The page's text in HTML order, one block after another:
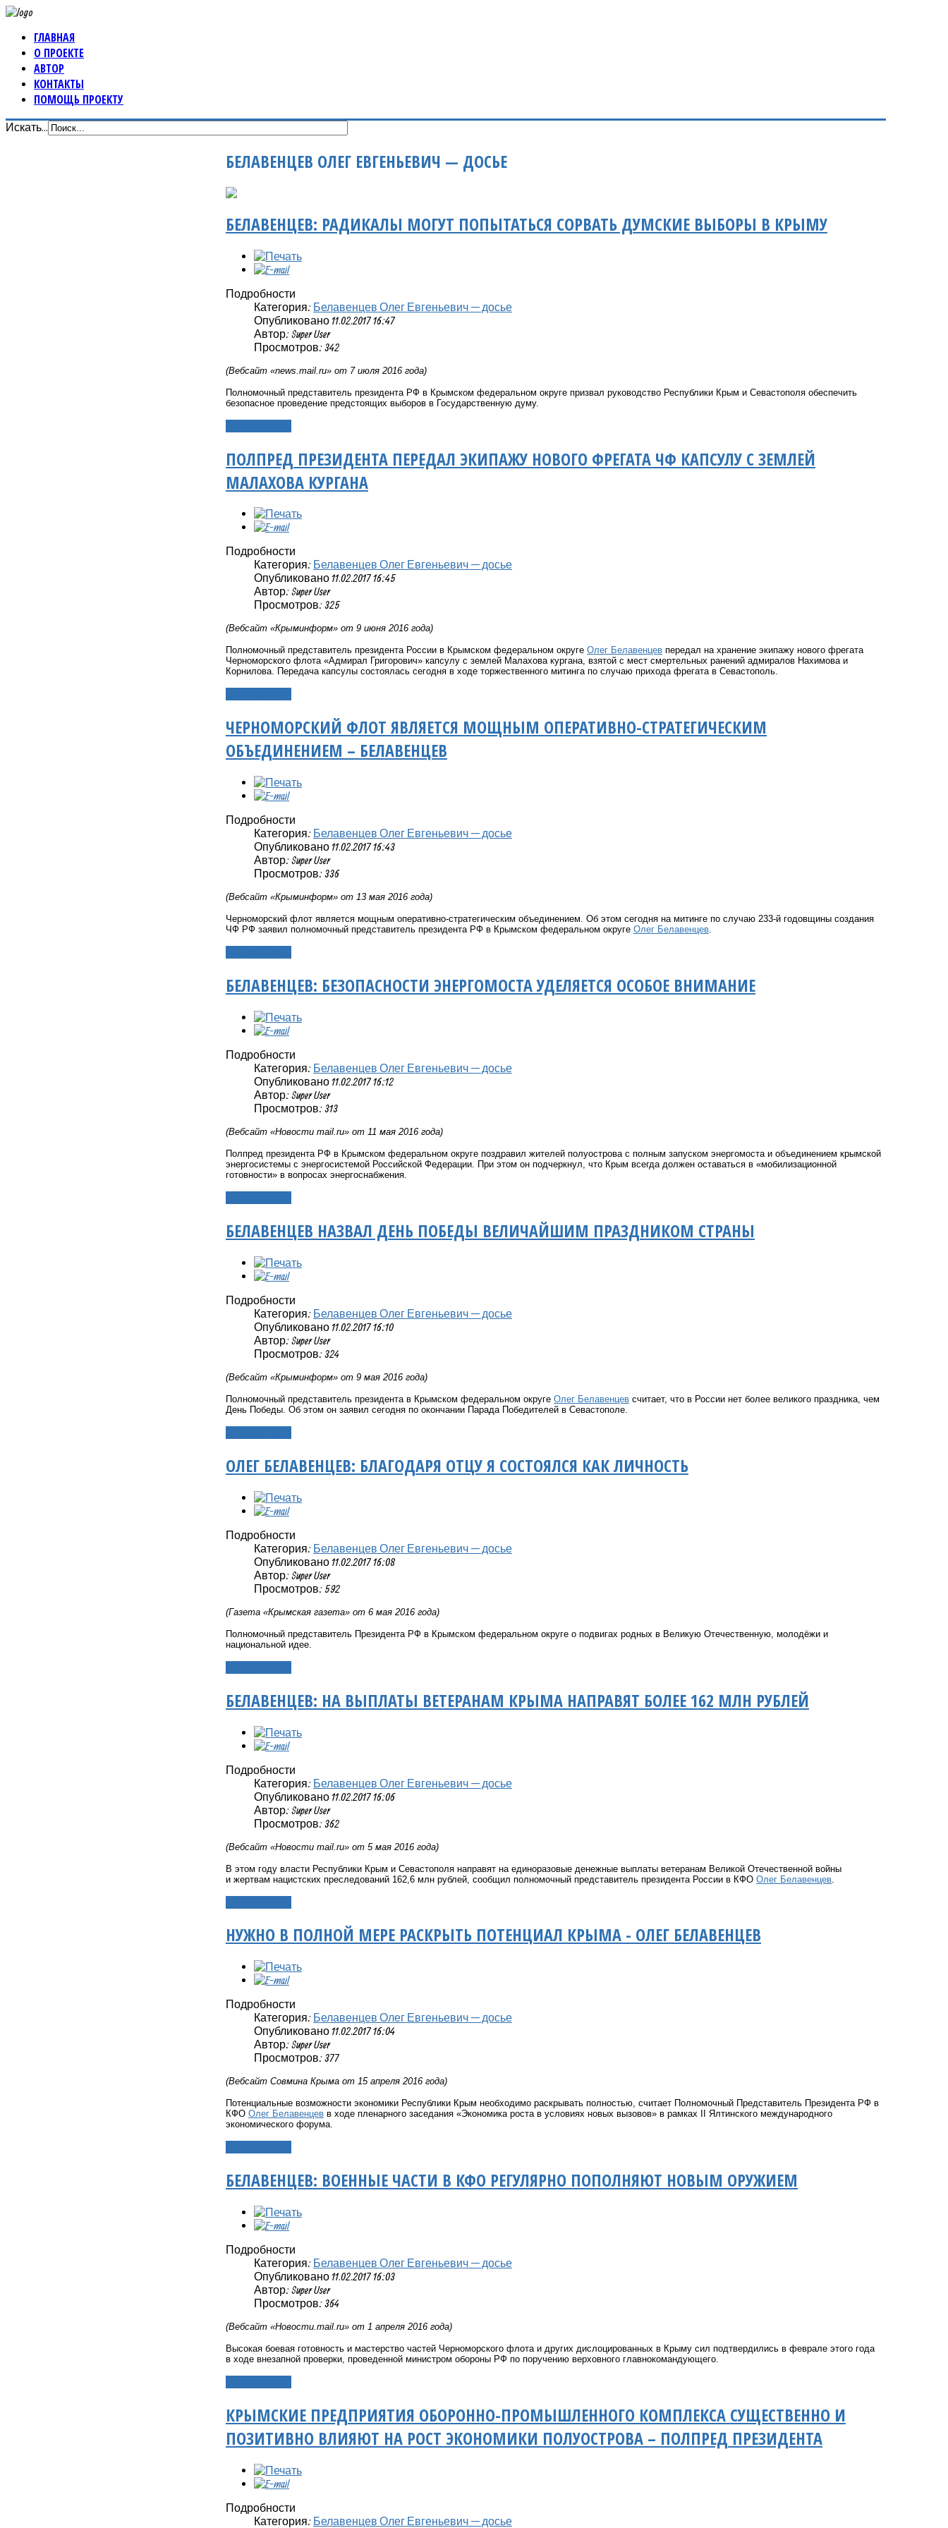
ГЛАВНАЯ
О ПРОЕКТЕ
АВТОР
КОНТАКТЫ
ПОМОЩЬ ПРОЕКТУ
Искать...
БЕЛАВЕНЦЕВ ОЛЕГ ЕВГЕНЬЕВИЧ — ДОСЬЕ
БЕЛАВЕНЦЕВ: РАДИКАЛЫ МОГУТ ПОПЫТАТЬСЯ СОРВАТЬ ДУМСКИЕ ВЫБОРЫ В КРЫМУ
Подробности
Категория: Белавенцев Олег Евгеньевич — досье
Опубликовано 11.02.2017 16:47
Автор: Super User
Просмотров: 342
(Вебсайт «news mail ru» от 7 июля 2016 года)
Полномочный представитель президента РФ в Крымском федеральном округе призвал руководство Республики Крым и Севастополя обеспечить
безопасное проведение предстоящих выборов в Государственную думу.
ПОЛПРЕД ПРЕЗИДЕНТА ПЕРЕДАЛ ЭКИПАЖУ НОВОГО ФРЕГАТА ЧФ КАПСУЛУ С ЗЕМЛЕЙ
МАЛАХОВА КУРГАНА
Подробности
Категория: Белавенцев Олег Евгеньевич — досье
Опубликовано 11.02.2017 16:45
Автор: Super User
Просмотров: 325
(Вебсайт «Крыминформ» от 9 июня 2016 года)
Полномочный представитель президента России в Крымском федеральном округе Олег Белавенцев передал на хранение экипажу нового фрегата
Черноморского флота «Адмирал Григорович» капсулу с землей Малахова кургана, взятой с мест смертельных ранений адмиралов Нахимова и
Корнилова. Передача капсулы состоялась сегодня в ходе торжественного митинга по случаю прихода фрегата в Севастополь.
ЧЕРНОМОРСКИЙ ФЛОТ ЯВЛЯЕТСЯ МОЩНЫМ ОПЕРАТИВНО-СТРАТЕГИЧЕСКИМ
ОБЪЕДИНЕНИЕМ – БЕЛАВЕНЦЕВ
Подробности
Категория: Белавенцев Олег Евгеньевич — досье
Опубликовано 11.02.2017 16:43
Автор: Super User
Просмотров: 336
(Вебсайт «Крыминформ» от 13 мая 2016 года)
Черноморский флот является мощным оперативно-стратегическим объединением. Об этом сегодня на митинге по случаю 233-й годовщины создания
ЧФ РФ заявил полномочный представитель президента РФ в Крымском федеральном округе Олег Белавенцев.
БЕЛАВЕНЦЕВ: БЕЗОПАСНОСТИ ЭНЕРГОМОСТА УДЕЛЯЕТСЯ ОСОБОЕ ВНИМАНИЕ
Подробности
Категория: Белавенцев Олег Евгеньевич — досье
Опубликовано 11.02.2017 16:12
Автор: Super User
Просмотров: 313
(Вебсайт «Новости mail.ru» от 11 мая 2016 года)
Полпред президента РФ в Крымском федеральном округе поздравил жителей полуострова с полным запуском энергомоста и объединением крымской
энергосистемы с энергосистемой Российской Федерации. При этом он подчеркнул, что Крым всегда должен оставаться в «мобилизационной
готовности» в вопросах энергоснабжения.
БЕЛАВЕНЦЕВ НАЗВАЛ ДЕНЬ ПОБЕДЫ ВЕЛИЧАЙШИМ ПРАЗДНИКОМ СТРАНЫ
Подробности
Категория: Белавенцев Олег Евгеньевич — досье
Опубликовано 11.02.2017 16:10
Автор: Super User
Просмотров: 324
(Вебсайт «Крыминформ» от 9 мая 2016 года)
Полномочный представитель президента в Крымском федеральном округе Олег Белавенцев считает, что в России нет более великого праздника, чем
День Победы. Об этом он заявил сегодня по окончании Парада Победителей в Севастополе.
ОЛЕГ БЕЛАВЕНЦЕВ: БЛАГОДАРЯ ОТЦУ Я СОСТОЯЛСЯ КАК ЛИЧНОСТЬ
Подробности
Категория: Белавенцев Олег Евгеньевич — досье
Опубликовано 11.02.2017 16:08
Автор: Super User
Просмотров: 592
(Газета «Крымская газета» от 6 мая 2016 года)
Полномочный представитель Президента РФ в Крымском федеральном округе о подвигах родных в Великую Отечественную, молодёжи и
национальной идее.
БЕЛАВЕНЦЕВ: НА ВЫПЛАТЫ ВЕТЕРАНАМ КРЫМА НАПРАВЯТ БОЛЕЕ 162 МЛН РУБЛЕЙ
Подробности
Категория: Белавенцев Олег Евгеньевич — досье
Опубликовано 11.02.2017 16:06
Автор: Super User
Просмотров: 362
(Вебсайт «Новости mail ru» от 5 мая 2016 года)
В этом году власти Республики Крым и Севастополя направят на единоразовые денежные выплаты ветеранам Великой Отечественной войны
и жертвам нацистских преследований 162,6 млн рублей, сообщил полномочный представитель президента России в КФО Олег Белавенцев
НУЖНО В ПОЛНОЙ МЕРЕ РАСКРЫТЬ ПОТЕНЦИАЛ КРЫМА - ОЛЕГ БЕЛАВЕНЦЕВ
Подробности
Категория: Белавенцев Олег Евгеньевич — досье
Опубликовано 11.02.2017 16:04
Автор: Super User
Просмотров: 377
(Вебсайт Совмина Крыма от 15 апреля 2016 года)
Потенциальные возможности экономики Республики Крым необходимо раскрывать полностью, считает Полномочный Представитель Президента РФ в
КФО Олег Белавенцев в ходе пленарного заседания «Экономика роста в условиях новых вызовов» в рамках II Ялтинского международного
экономического форума.
БЕЛАВЕНЦЕВ: ВОЕННЫЕ ЧАСТИ В КФО РЕГУЛЯРНО ПОПОЛНЯЮТ НОВЫМ ОРУЖИЕМ
Подробности
Категория: Белавенцев Олег Евгеньевич — досье
Опубликовано 11.02.2017 16:03
Автор: Super User
Просмотров: 364
(Вебсайт «Новости.mail.ru» от 1 апреля 2016 года)
Высокая боевая готовность и мастерство частей Черноморского флота и других дислоцированных в Крыму сил подтвердились в феврале этого года
в ходе внезапной проверки, проведенной министром обороны РФ по поручению верховного главнокомандующего.
КРЫМСКИЕ ПРЕДПРИЯТИЯ ОБОРОННО-ПРОМЫШЛЕННОГО КОМПЛЕКСА СУЩЕСТВЕННО И
ПОЗИТИВНО ВЛИЯЮТ НА РОСТ ЭКОНОМИКИ ПОЛУОСТРОВА – ПОЛПРЕД ПРЕЗИДЕНТА
Подробности
Категория: Белавенцев Олег Евгеньевич — досье